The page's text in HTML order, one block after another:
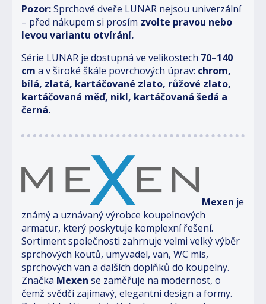
Pozor:Sprchové dveře LUNAR nejsou univerzální
– před nákupem si prosím zvolte pravou nebo
levou variantu otvírání.
Série LUNAR je dostupná ve velikostech 70–140
cm a v široké škále povrchových úprav: chrom,
bílá, zlatá, kartáčované zlato, růžové zlato,
kartáčovaná měď, nikl, kartáčovaná šedá a
černá.
Mexen je
známý a uznávaný výrobce koupelnových
armatur, který poskytuje komplexní řešení.
Sortiment společnosti zahrnuje velmi velký výběr
sprchových koutů, umyvadel, van, WC mís,
sprchových van a dalších doplňků do koupelny.
Značka Mexen se zaměřuje na modernost, o
čemž svědčí zajímavý, elegantní design a formy.